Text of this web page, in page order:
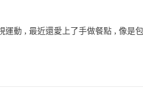
運動 , 最近還愛上了手做餐點 , 像是